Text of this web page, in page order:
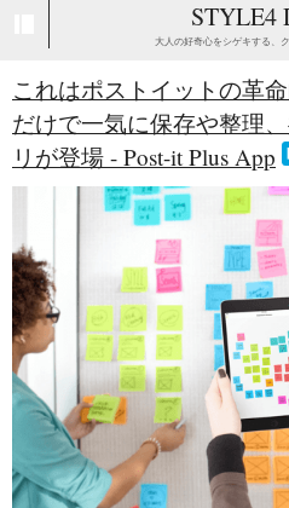
STYLE4
大人の好奇心をシゲキする、
これはポストイットの革
だけで一気に保存や整理
リが登場 - Post-it Plus App